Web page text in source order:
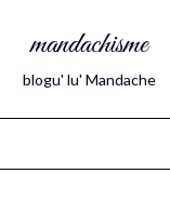
mandachisme
blogu' lu' Mandache